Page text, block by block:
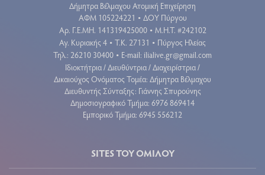
Δήμητρα Βέλμαχου Ατομική Επιχείρηση
ΑΦΜ 105224221 • ΔΟΥ Πύργου
Aρ. Γ.Ε.ΜΗ. 141319425000 • Μ.Η.Τ. #242102
Αγ. Κυριακής 4 • Τ.Κ. 27131 • Πύργος Ηλείας
Τηλ.: 26210 30400 • E-mail: ilialive.gr@gmail.com
Ιδιοκτήτρια / Διευθύντρια / Διαχειρίστρια /
Δικαιούχος Ονόματος Τομέα: Δήμητρα Βέλμαχου
Διευθυντής Σύνταξης: Γιάννης Σπυρούνης
Δημοσιογραφικό Τμήμα: 6976 869414
Εμπορικό Τμήμα: 6945 556212
SITES ΤΟΥ ΟΜΙΛΟΥ